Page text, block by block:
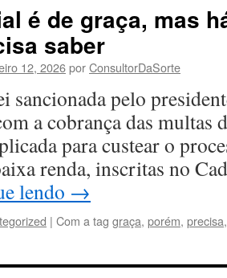
é de graça, mas
saber
12, 2026porConsultorDaSorte
sancionada pelo
a cobrança das multas
para custear o
renda, inscritas no
lendo →
| Com a tag graça, porém, precisa